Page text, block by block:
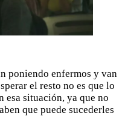
poniendo enfermos y van
el resto no es que lo
esa situación, ya que no
que puede sucederles